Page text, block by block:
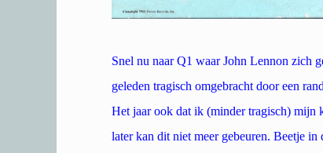
Snel nu naar Q1 waar John Lennon zich
geleden tragisch omgebracht door een
Het jaar ook dat ik (minder tragisch) mijn
later kan dit niet meer gebeuren. Beetje